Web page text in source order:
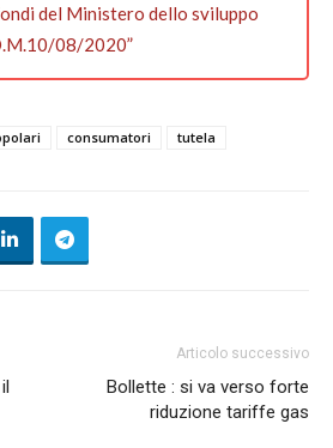
del Ministero dello sviluppo
08/2020”
consumatori tutela
Articolo successivo
Bollette : si va verso forte
riduzione tariffe gas